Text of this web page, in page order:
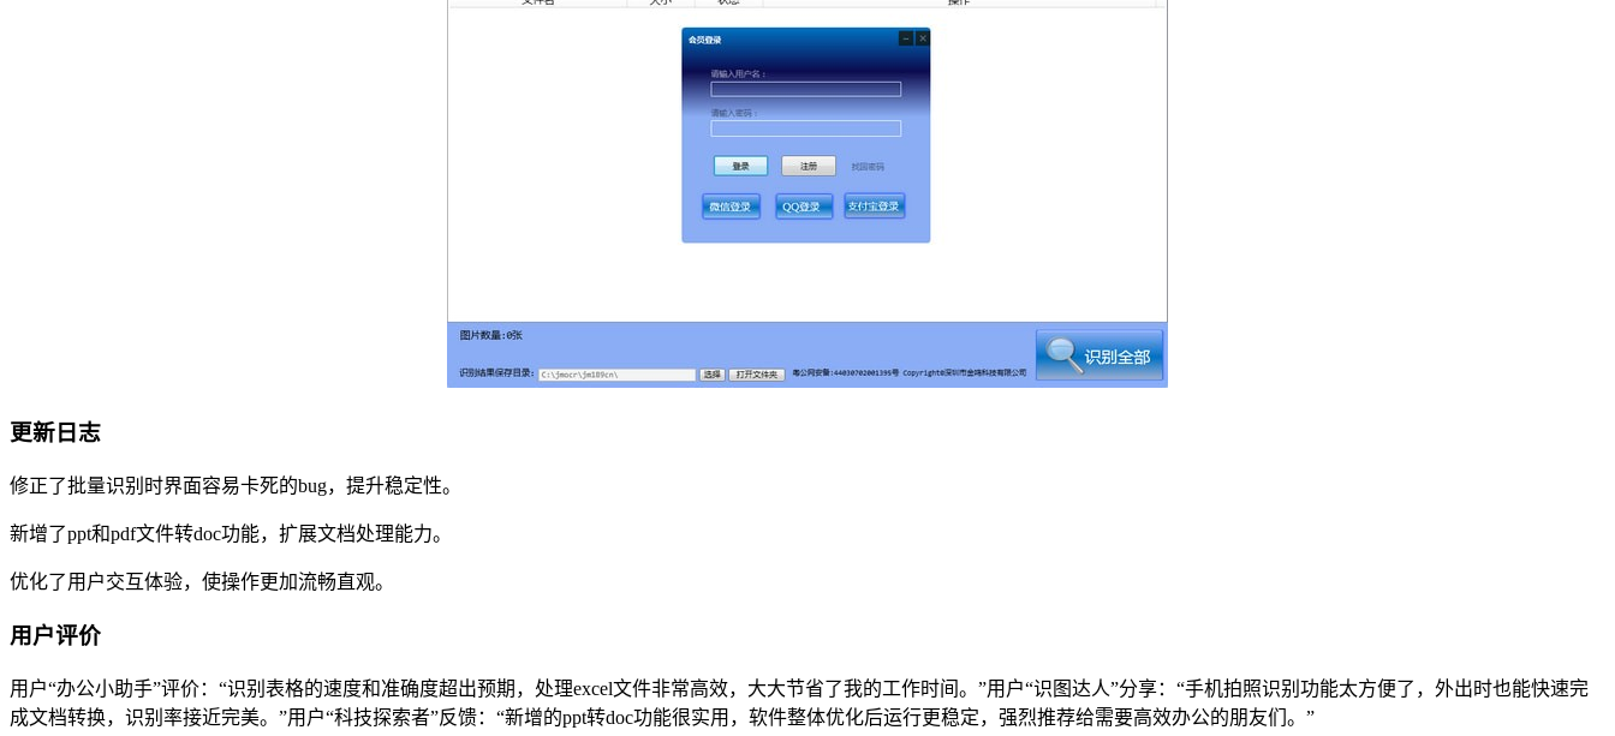
更新日志
修正了批量识别时界面容易卡死的bug，提升稳定性。
新增了ppt和pdf文件转doc功能，扩展文档处理能力。
优化了用户交互体验，使操作更加流畅直观。
用户评价
用户“办公小助手”评价：“识别表格的速度和准确度超出预期，处理excel文件非常高效，大大节省了我的工作时间。”用户“识图达人”分享：“手机拍照识别功能太方便了，外出时也能快速完
成文档转换，识别率接近完美。”用户“科技探索者”反馈：“新增的ppt转doc功能很实用，软件整体优化后运行更稳定，强烈推荐给需要高效办公的朋友们。”